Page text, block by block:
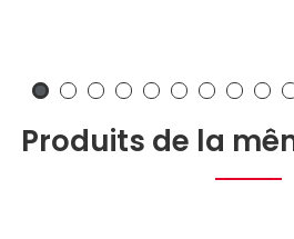
Produits de la